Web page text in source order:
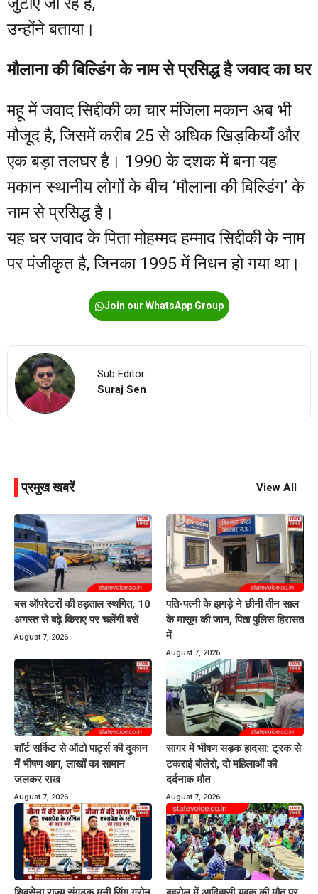
उन्होंने बताया।
मौलाना की बिल्डिंग के नाम से प्रसिद्ध है जवाद का घर
महू में जवाद सिद्दीकी का चार मंजिला मकान अब भी
मौजूद है, जिसमें करीब 25 से अधिक खिड़कियाँ और
एक बड़ा तलघर है। 1990 के दशक में बना यह
मकान स्थानीय लोगों के बीच ‘मौलाना की बिल्डिंग’ के
नाम से प्रसिद्ध है।
यह घर जवाद के पिता मोहम्मद हम्माद सिद्दीकी के नाम
पर पंजीकृत है, जिनका 1995 में निधन हो गया था।
Join our WhatsApp Group
Sub Editor
Suraj Sen
प्रमुख खबरें View All
बस ऑपरेटरों की हड़ताल स्थगित, 10
अगस्त से बढ़े किराए पर चलेंगी बसें
August 7, 2026
पति-पत्नी के झगड़े ने छीनी तीन साल
के मासूम की जान, पिता पुलिस हिरासत
में
August 7, 2026
शॉर्ट सर्किट से ऑटो पार्ट्स की दुकान
में भीषण आग, लाखों का सामान
जलकर राख
August 7, 2026
सागर में भीषण सड़क हादसा: ट्रक से
टकराई बोलेरो, दो महिलाओं की
दर्दनाक मौत
August 7, 2026